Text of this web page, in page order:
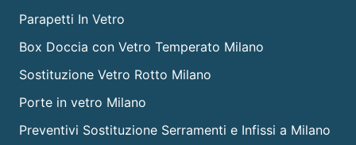
Parapetti In Vetro
Box Doccia con Vetro Temperato Milano
Sostituzione Vetro Rotto Milano
Porte in vetro Milano
Preventivi Sostituzione Serramenti e Infissi a Milano